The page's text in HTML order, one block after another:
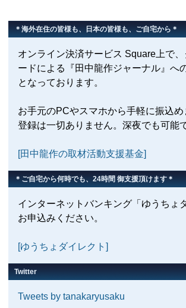
＊海外在住の皆様も、日本の皆様も、ご自宅から＊
オンライン決済サービス Square上で
ードによる『田中龍作ジャーナル』へ
となっております。
お手元のPCやスマホから手軽に振込
登録は一切ありません。深夜でも可能
[田中龍作の取材活動支援基金]
＊ご自宅から何時でも、24時間 御支援頂けます＊
インターネットバンキング「ゆうちょ
お申込みください。
[ゆうちょダイレクト]
Twitter
Tweets by tanakaryusaku